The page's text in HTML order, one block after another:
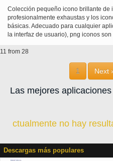
Colección pequeño icono brillante de
profesionalmente exhaustas y los
básicas. Adecuado para cualquier
la interfaz de usuario), png iconos
colección de icono PNG es la
usuario de alta calidad. Está
11 from 28
1 Next
Las mejores
ctualmente no hay
Descargas más populares